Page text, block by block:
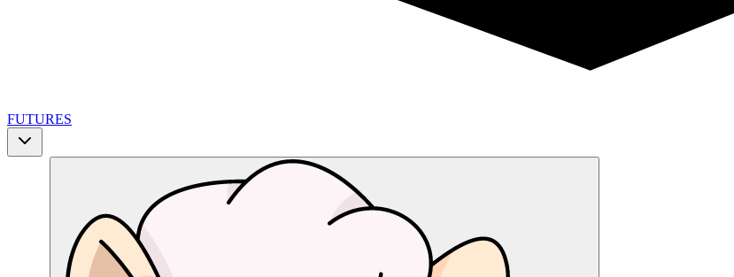
FUTURES